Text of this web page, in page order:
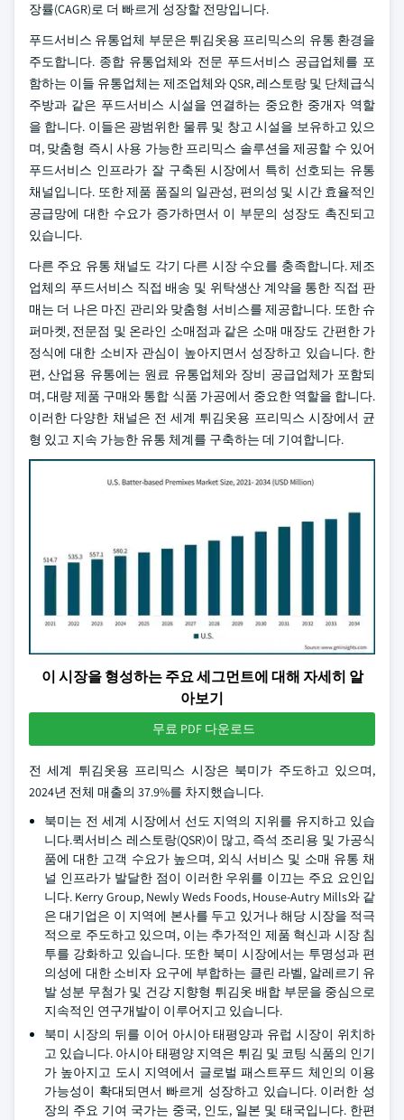
장률(CAGR)로 더 빠르게 성장할 전망입니다.
푸드서비스 유통업체 부문은 튀김옷용 프리믹스의 유통 환경을
주도합니다. 종합 유통업체와 전문 푸드서비스 공급업체를 포
함하는 이들 유통업체는 제조업체와 QSR, 레스토랑 및 단체급식
주방과 같은 푸드서비스 시설을 연결하는 중요한 중개자 역할
을 합니다. 이들은 광범위한 물류 및 창고 시설을 보유하고 있으
며, 맞춤형 즉시 사용 가능한 프리믹스 솔루션을 제공할 수 있어
푸드서비스 인프라가 잘 구축된 시장에서 특히 선호되는 유통
채널입니다. 또한 제품 품질의 일관성, 편의성 및 시간 효율적인
공급망에 대한 수요가 증가하면서 이 부문의 성장도 촉진되고
있습니다.
다른 주요 유통 채널도 각기 다른 시장 수요를 충족합니다. 제조
업체의 푸드서비스 직접 배송 및 위탁생산 계약을 통한 직접 판
매는 더 나은 마진 관리와 맞춤형 서비스를 제공합니다. 또한 슈
퍼마켓, 전문점 및 온라인 소매점과 같은 소매 매장도 간편한 가
정식에 대한 소비자 관심이 높아지면서 성장하고 있습니다. 한
편, 산업용 유통에는 원료 유통업체와 장비 공급업체가 포함되
며, 대량 제품 구매와 통합 식품 가공에서 중요한 역할을 합니다.
이러한 다양한 채널은 전 세계 튀김옷용 프리믹스 시장에서 균
형 있고 지속 가능한 유통 체계를 구축하는 데 기여합니다.
이 시장을 형성하는 주요 세그먼트에 대해 자세히 알
아보기
무료 PDF 다운로드
전 세계 튀김옷용 프리믹스 시장은 북미가 주도하고 있으며,
2024년 전체 매출의 37.9%를 차지했습니다.
북미는 전 세계 시장에서 선도 지역의 지위를 유지하고 있습
니다.퀵서비스 레스토랑(QSR)이 많고, 즉석 조리용 및 가공식
품에 대한 고객 수요가 높으며, 외식 서비스 및 소매 유통 채
널 인프라가 발달한 점이 이러한 우위를 이끄는 주요 요인입
니다. Kerry Group, Newly Weds Foods, House-Autry Mills와 같
은 대기업은 이 지역에 본사를 두고 있거나 해당 시장을 적극
적으로 주도하고 있으며, 이는 추가적인 제품 혁신과 시장 침
투를 강화하고 있습니다. 또한 북미 시장에서는 투명성과 편
의성에 대한 소비자 요구에 부합하는 클린 라벨, 알레르기 유
발 성분 무첨가 및 건강 지향형 튀김옷 배합 부문을 중심으로
지속적인 연구개발이 이루어지고 있습니다.
북미 시장의 뒤를 이어 아시아 태평양과 유럽 시장이 위치하
고 있습니다. 아시아 태평양 지역은 튀김 및 코팅 식품의 인기
가 높아지고 도시 지역에서 글로벌 패스트푸드 체인의 이용
가능성이 확대되면서 빠르게 성장하고 있습니다. 이러한 성
장의 주요 기여 국가는 중국, 인도, 일본 및 태국입니다. 한편